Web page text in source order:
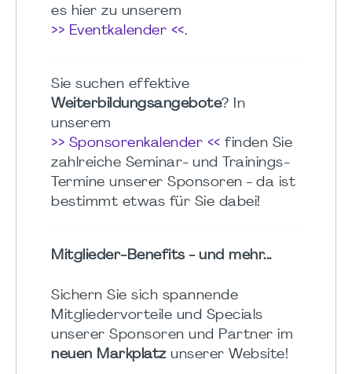
es hier zu unserem
>> Eventkalender <<.
Sie suchen effektive
Weiterbildungsangebote? In
unserem
>> Sponsorenkalender << finden Sie
zahlreiche Seminar- und Trainings-
Termine unserer Sponsoren - da ist
bestimmt etwas für Sie dabei!
Mitglieder-Benefits - und mehr...
Sichern Sie sich spannende
Mitgliedervorteile und Specials
unserer Sponsoren und Partner im
neuen Markplatzunserer Website!